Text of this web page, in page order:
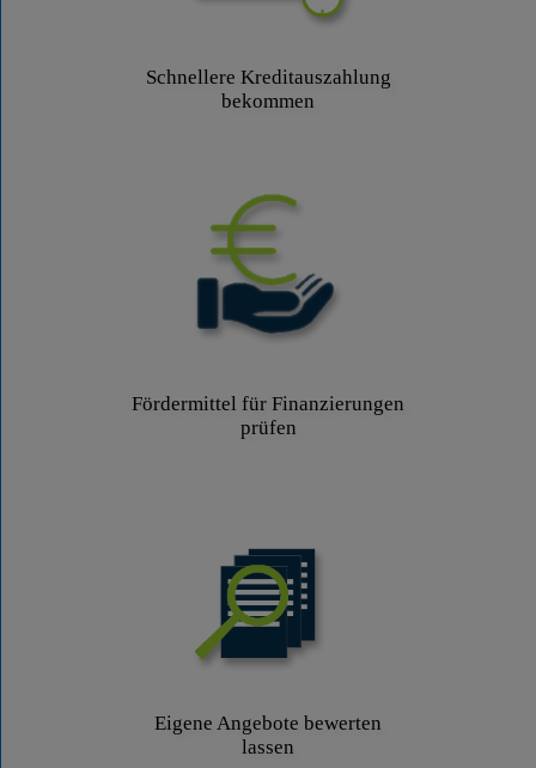
Schnellere Kreditauszahlung
bekommen
Fördermittel für Finanzierungen
prüfen
Eigene Angebote bewerten
lassen